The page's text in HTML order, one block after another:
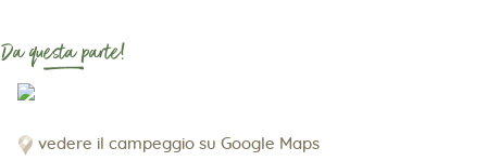
Da questa parte!
vedere il campeggio su Google Maps